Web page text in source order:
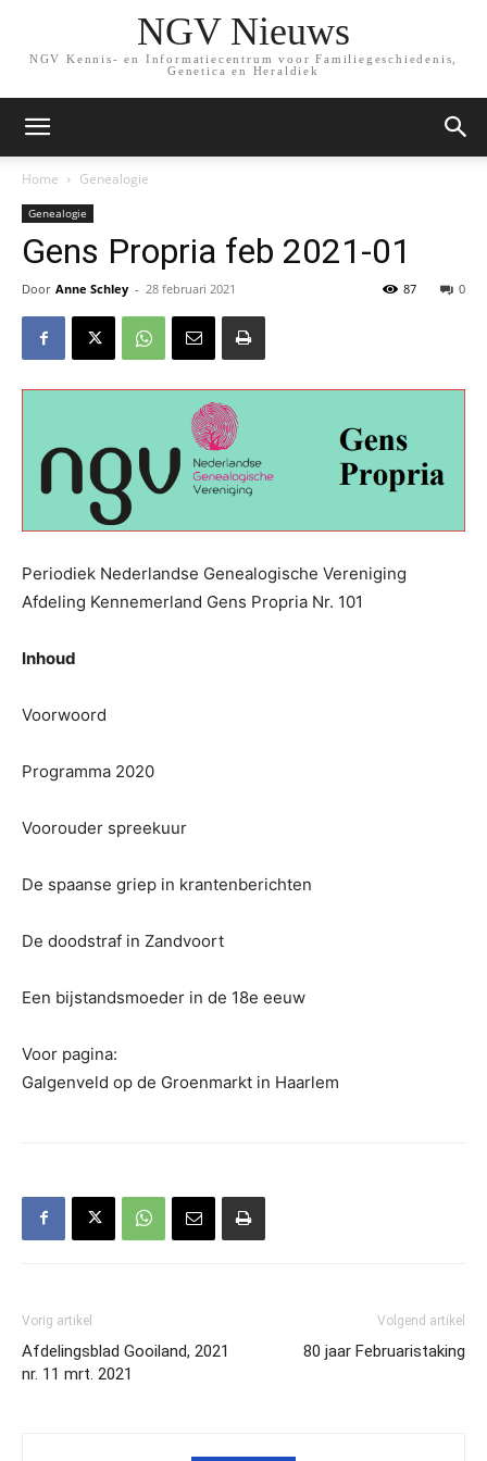
NGV Nieuws
NGV Kennis- en Informatiecentrum voor Familiegeschiedenis,
Genetica en Heraldiek
Home Genealogie
Genealogie
Gens Propria feb 2021-01
Door Anne Schley - 28 februari 2021 0
87
Periodiek Nederlandse Genealogische Vereniging
Afdeling Kennemerland Gens Propria Nr. 101
Inhoud
Voorwoord
Programma 2020
Voorouder spreekuur
De spaanse griep in krantenberichten
De doodstraf in Zandvoort
Een bijstandsmoeder in de 18e eeuw
Voor pagina:
Galgenveld op de Groenmarkt in Haarlem
Vorig artikel
Afdelingsblad Gooiland, 2021
nr. 11 mrt. 2021
Volgend artikel
80 jaar Februaristaking